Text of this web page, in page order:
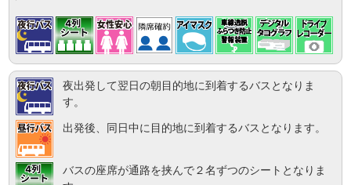
夜出発して翌日の朝目的地に到着するバスとなりま
す。
出発後、同日中に目的地に到着するバスとなります。
バスの座席が通路を挟んで２名ずつのシートとなりま